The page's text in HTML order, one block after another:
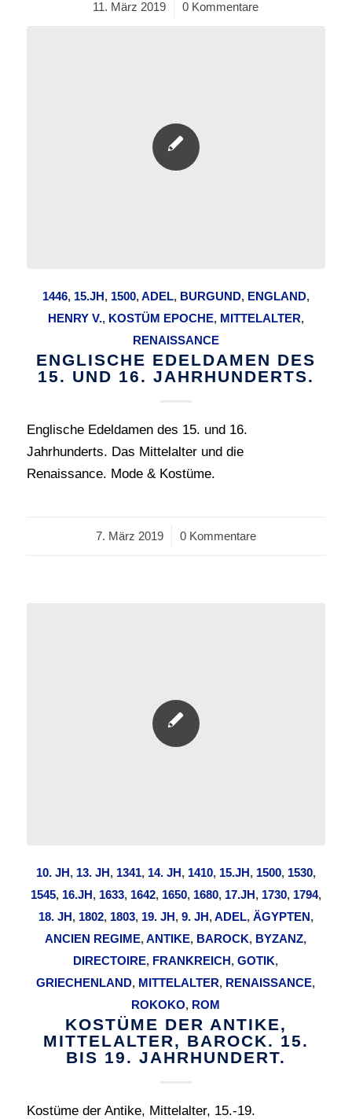
11. März 2019
/ 0 Kommentare
1446, 15.JH, 1500,ADEL, BURGUND, ENGLAND,
HENRY V., KOSTÜM EPOCHE, MITTELALTER,
RENAISSANCE
ENGLISCHE EDELDAMEN DES
15. UND 16. JAHRHUNDERTS.
Englische Edeldamen des 15. und 16.
Jahrhunderts. Das Mittelalter und die
Renaissance. Mode & Kostüme.
7. März 2019
/ 0 Kommentare
10. JH, 13. JH, 1341, 14. JH, 1410, 15.JH, 1500, 1530,
1545, 16.JH, 1633, 1642, 1650, 1680, 17.JH, 1730, 1794,
18. JH, 1802, 1803, 19. JH, 9. JH,ADEL, ÄGYPTEN,
ANCIEN REGIME,ANTIKE, BAROCK, BYZANZ,
DIRECTOIRE, FRANKREICH,GOTIK,
GRIECHENLAND, MITTELALTER, RENAISSANCE,
ROKOKO, ROM
KOSTÜME DER ANTIKE,
MITTELALTER, BAROCK. 15.
BIS 19. JAHRHUNDERT.
Kostüme der Antike, Mittelalter, 15.-19.